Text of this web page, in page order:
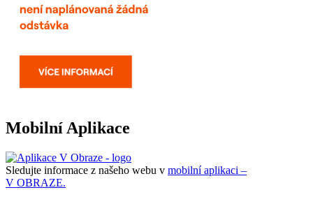
Mobilní Aplikace
Sledujte informace z našeho webu v mobilní aplikaci –
V OBRAZE.